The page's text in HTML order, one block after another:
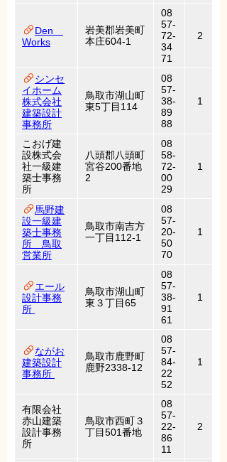
Den
Works
岩美郡岩美町
本庄604-1
08
57-
72-
34
71
2
シンセ
イホーム
株式会社
建築設計
事務所
鳥取市湖山町
東5丁目114
08
57-
38-
89
88
1
こおげ建
設株式会
社一級建
築士事務
所
八頭郡八頭町
宮谷200番地
2
08
58-
72-
00
29
1
馬野建
設一級建
築士事務
所 鳥取
営業所
鳥取市南吉方
一丁目112-1
08
57-
20-
50
70
1
エール
設計事務
所
鳥取市湖山町
東３丁目65
08
57-
38-
91
61
1
ながお
建築設計
事務所
鳥取市鹿野町
鹿野2338-12
08
57-
84-
22
52
1
有限会社
赤山建築
設計事務
所
鳥取市西町３
丁目501番地
08
57-
22-
86
11
2